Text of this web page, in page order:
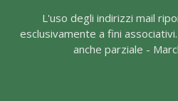
L'uso degli indirizzi mail
esclusivamente a fini
anche parziale -